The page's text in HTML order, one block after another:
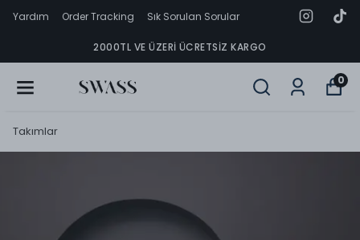
Yardım Order Tracking Sık Sorulan Sorular
2000TL VE ÜZERI ÜCRETSIZ KARGO
0
Takımlar